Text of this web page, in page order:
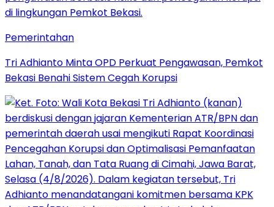
Pemerintahan
Tri Adhianto Minta OPD Perkuat Pengawasan, Pemkot
Bekasi Benahi Sistem Cegah Korupsi